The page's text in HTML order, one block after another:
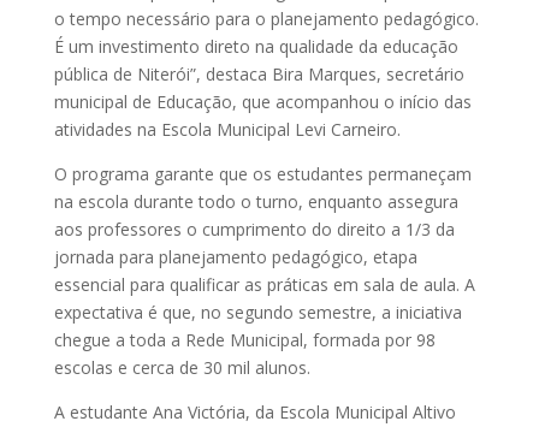
o tempo necessário para o planejamento pedagógico.
É um investimento direto na qualidade da educação
pública de Niterói”, destaca Bira Marques, secretário
municipal de Educação, que acompanhou o início das
atividades na Escola Municipal Levi Carneiro.
O programa garante que os estudantes permaneçam
na escola durante todo o turno, enquanto assegura
aos professores o cumprimento do direito a 1/3 da
jornada para planejamento pedagógico, etapa
essencial para qualificar as práticas em sala de aula. A
expectativa é que, no segundo semestre, a iniciativa
chegue a toda a Rede Municipal, formada por 98
escolas e cerca de 30 mil alunos.
A estudante Ana Victória, da Escola Municipal Altivo